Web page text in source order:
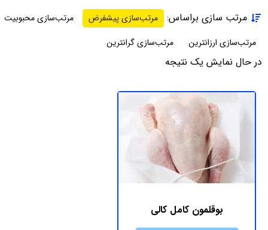
در حال نمایش یک نتیجه
مرتب سازی براساس: مرتب‌سازی پیشفرض مرتب‌سازی محبوبیت
مرتب‌سازی ارزانترین
مرتب‌سازی گرانترین
بوقلمون کامل کالی